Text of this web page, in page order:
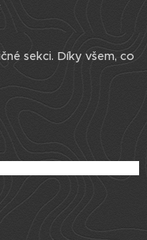
sekci. Díky všem, co